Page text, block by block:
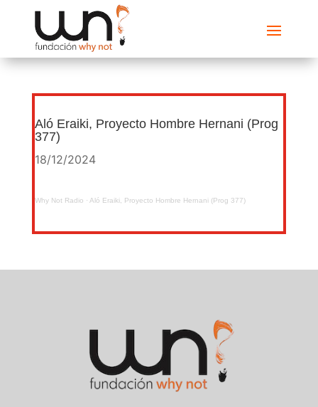
Aló Eraiki, Proyecto Hombre Hernani (Prog
377)
18/12/2024
Why Not Radio · Aló Eraiki, Proyecto Hombre Hernani (Prog 377)